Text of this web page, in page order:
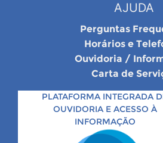
AJUDA
Perguntas
Horários e
Ouvidoria /
Carta de
PLATAFORMA INTEGRADA
OUVIDORIA E ACESSO À
INFORMAÇÃO